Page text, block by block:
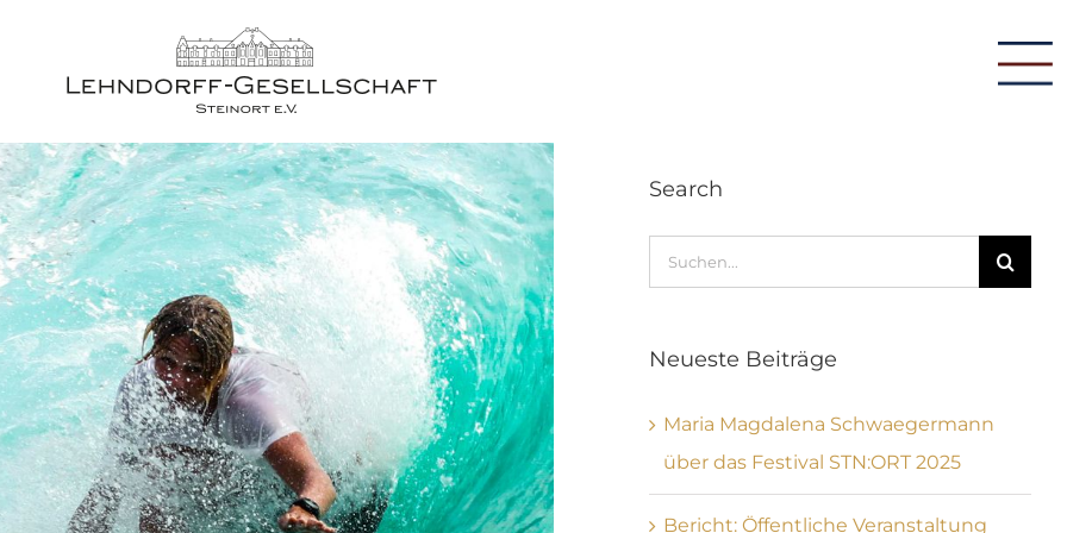
Projekt Steinort
STN:ORT Festival
Lehndorff-Gesellschaft
Aktuell
Geschichte
Filme
Search
Suche
nach:
Neueste Beiträge
Maria Magdalena Schwaegermann
über das Festival STN:ORT 2025
Bericht: Öffentliche Veranstaltung